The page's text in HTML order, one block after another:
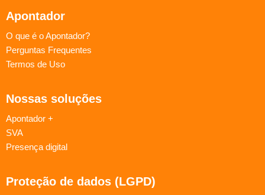
Apontador
O que é o Apontador?
Perguntas Frequentes
Termos de Uso
Nossas soluções
Apontador +
SVA
Presença digital
Proteção de dados (LGPD)